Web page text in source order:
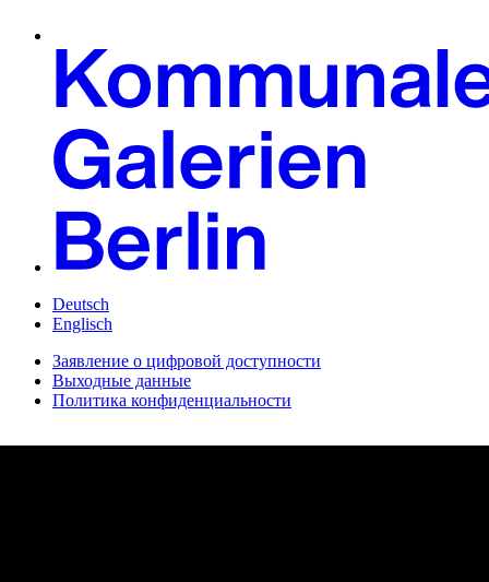
Deutsch
Englisch
Заявление о цифровой доступности
Выходные данные
Политика конфиденциальности